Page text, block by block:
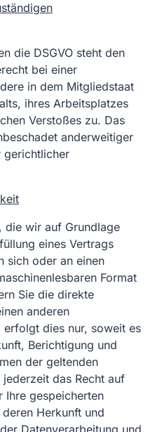
die DSGVO steht den
bei einer
in dem Mitgliedstaat
ihres Arbeitsplatzes
Verstoßes zu. Das
anderweitiger
gerichtlicher
die wir auf Grundlage
eines Vertrags
sich oder an einen
Format
Sie die direkte
anderen
dies nur, soweit es
Berichtigung und
der geltenden
das Recht auf
Ihre gespeicherten
Herkunft und
Datenverarbeitung und